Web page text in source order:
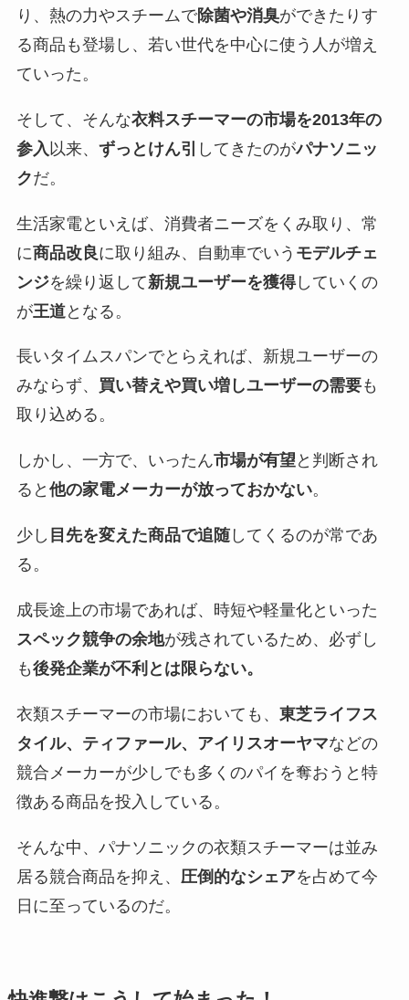
り、熱の力やスチームで除菌や消臭ができたりす
る商品も登場し、若い世代を中心に使う人が増え
ていった。
そして、そんな衣料スチーマーの市場を2013年の
参入 以来、 ずっとけん引 してきたのがパナソニッ
クだ。
生活家電といえば、消費者ニーズをくみ取り、常
に商品改良に取り組み、自動車でいう モデルチェ
ンジを繰り返して新規ユーザーを獲得していくの
が王道となる。
長いタイムスパンでとらえれば、新規ユーザーの
みならず、 買い替えや買い増しユーザーの需要も
取り込める。
しかし、一方で、いったん市場が有望と判断され
ると 他の家電メーカーが放っておかない。
少し 目先を変えた商品で追随してくるのが常であ
る。
成長途上の市場であれば、時短や軽量化といった
スペック競争の余地が残されているため、必ずし
も後発企業が不利とは限らない。
衣類スチーマーの市場においても、 東芝ライフス
タイル、ティファール、アイリスオーヤマなどの
競合メーカーが少しでも多くのパイを奪おうと特
徴ある商品を投入している。
そんな中、パナソニックの衣類スチーマーは並み
居る競合商品を抑え、 圧倒的なシェアを占めて今
日に至っているのだ。